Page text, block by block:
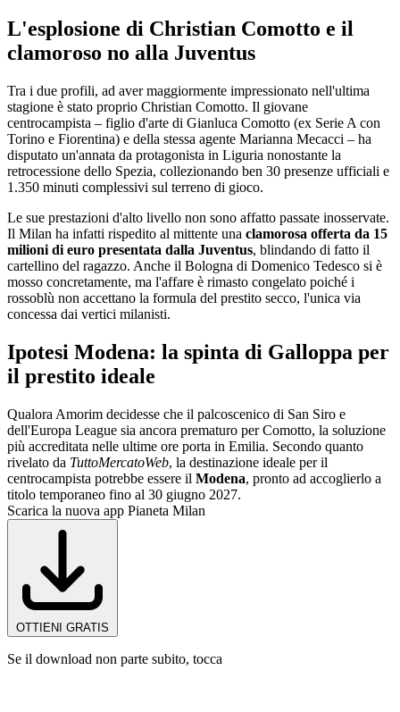
L'esplosione di Christian Comotto e il
clamoroso no alla Juventus
Tra i due profili, ad aver maggiormente impressionato nell'ultima
stagione è stato proprio Christian Comotto. Il giovane
centrocampista – figlio d'arte di Gianluca Comotto (ex Serie A con
Torino e Fiorentina) e della stessa agente Marianna Mecacci – ha
disputato un'annata da protagonista in Liguria nonostante la
retrocessione dello Spezia, collezionando ben 30 presenze ufficiali e
1.350 minuti complessivi sul terreno di gioco.
Le sue prestazioni d'alto livello non sono affatto passate inosservate.
Il Milan ha infatti rispedito al mittente una clamorosa offerta da 15
milioni di euro presentata dalla Juventus, blindando di fatto il
cartellino del ragazzo. Anche il Bologna di Domenico Tedesco si è
mosso concretamente, ma l'affare è rimasto congelato poiché i
rossoblù non accettano la formula del prestito secco, l'unica via
concessa dai vertici milanisti.
Ipotesi Modena: la spinta di Galloppa per
il prestito ideale
Qualora Amorim decidesse che il palcoscenico di San Siro e
dell'Europa League sia ancora prematuro per Comotto, la soluzione
più accreditata nelle ultime ore porta in Emilia. Secondo quanto
rivelato da TuttoMercatoWeb, la destinazione ideale per il
centrocampista potrebbe essere il Modena, pronto ad accoglierlo a
titolo temporaneo fino al 30 giugno 2027.
Scarica la nuova app Pianeta Milan
OTTIENI GRATIS
Se il download non parte subito, tocca